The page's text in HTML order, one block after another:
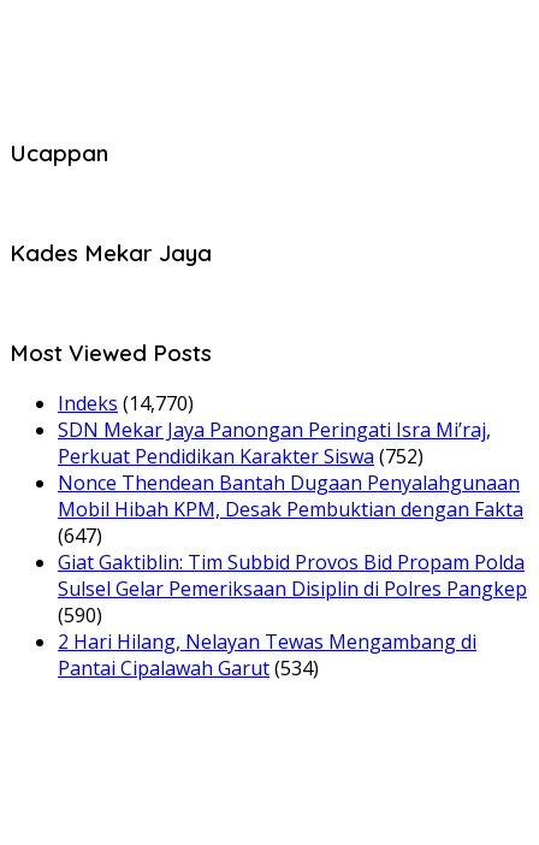
Ucappan
Kades Mekar Jaya
Most Viewed Posts
Indeks (14,770)
SDN Mekar Jaya Panongan Peringati Isra Mi’raj,
Perkuat Pendidikan Karakter Siswa (752)
Nonce Thendean Bantah Dugaan Penyalahgunaan
Mobil Hibah KPM, Desak Pembuktian dengan Fakta
(647)
Giat Gaktiblin: Tim Subbid Provos Bid Propam Polda
Sulsel Gelar Pemeriksaan Disiplin di Polres Pangkep
(590)
2 Hari Hilang, Nelayan Tewas Mengambang di
Pantai Cipalawah Garut(534)